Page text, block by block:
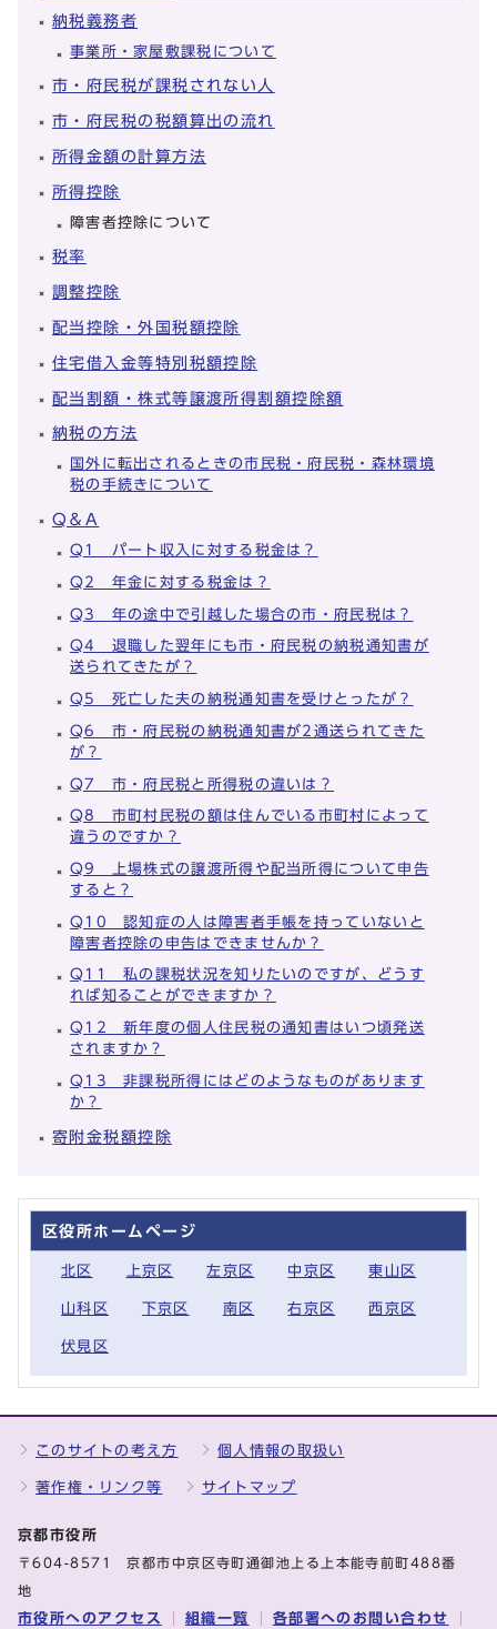
納税義務者
事業所・家屋敷課税について
市・府民税が課税されない人
市・府民税の税額算出の流れ
所得金額の計算方法
所得控除
障害者控除について
税率
調整控除
配当控除・外国税額控除
住宅借入金等特別税額控除
配当割額・株式等譲渡所得割額控除額
納税の方法
国外に転出されるときの市民税・府民税・森林環境
税の手続きについて
Q＆A
Q1 パート収入に対する税金は？
Q2 年金に対する税金は？
Q3 年の途中で引越した場合の市・府民税は？
Q4 退職した翌年にも市・府民税の納税通知書が
送られてきたが？
Q5 死亡した夫の納税通知書を受けとったが？
Q6 市・府民税の納税通知書が2通送られてきた
が？
Q7 市・府民税と所得税の違いは？
Q8 市町村民税の額は住んでいる市町村によって
違うのですか？
Q9 上場株式の譲渡所得や配当所得について申告
すると？
Q10 認知症の人は障害者手帳を持っていないと
障害者控除の申告はできませんか？
Q11 私の課税状況を知りたいのですが、どうす
れば知ることができますか？
Q12 新年度の個人住民税の通知書はいつ頃発送
されますか？
Q13 非課税所得にはどのようなものがあります
か？
寄附金税額控除
区役所ホームページ
北区 上京区 左京区 中京区 東山区
山科区 下京区 南区 右京区 西京区
伏見区
このサイトの考え方 個人情報の取扱い
著作権・リンク等 サイトマップ
京都市役所
〒604-8571 京都市中京区寺町通御池上る上本能寺前町488番
地
市役所へのアクセス 組織一覧 各部署へのお問い合わせ